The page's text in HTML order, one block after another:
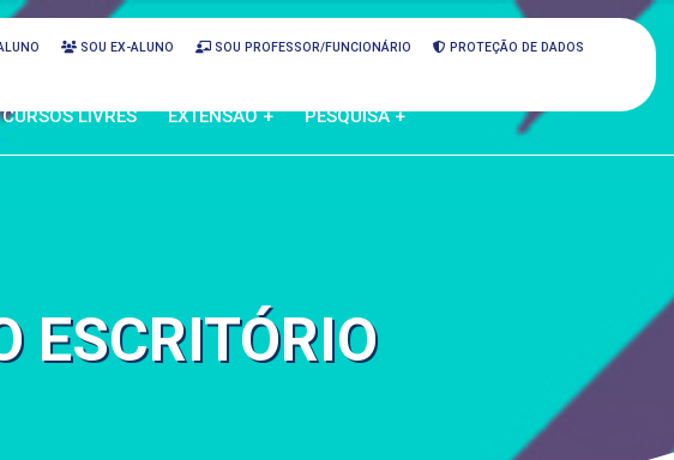
SOU EX-ALUNO SOU PROFESSOR/FUNCIONÁRIO PROTEÇÃO DE DADOS
CURSOS LIVRES EXTENSÃO + PESQUISA +
ESCRITÓRIO